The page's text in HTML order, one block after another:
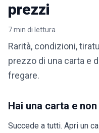
prezzi
7min di lettura
Rarità, condizioni,
prezzo di una carta e
fregare.
Hai una carta e
Succede a tutti. Apri un